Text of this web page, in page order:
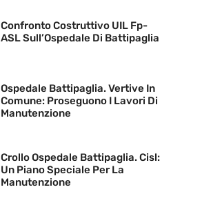
Confronto Costruttivo UIL Fp-
ASL Sull’Ospedale Di Battipaglia
Ospedale Battipaglia. Vertive In
Comune: Proseguono I Lavori Di
Manutenzione
Crollo Ospedale Battipaglia. Cisl:
Un Piano Speciale Per La
Manutenzione